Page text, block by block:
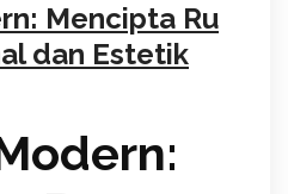
Mencipta Ru
dan Estetik